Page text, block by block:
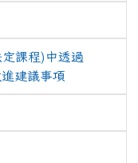
課程)中透過
建議事項